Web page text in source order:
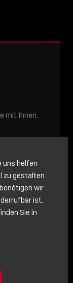
mit Ihnen.
gerne eine
uns helfen
zu gestalten.
wir
ist.
Sie in